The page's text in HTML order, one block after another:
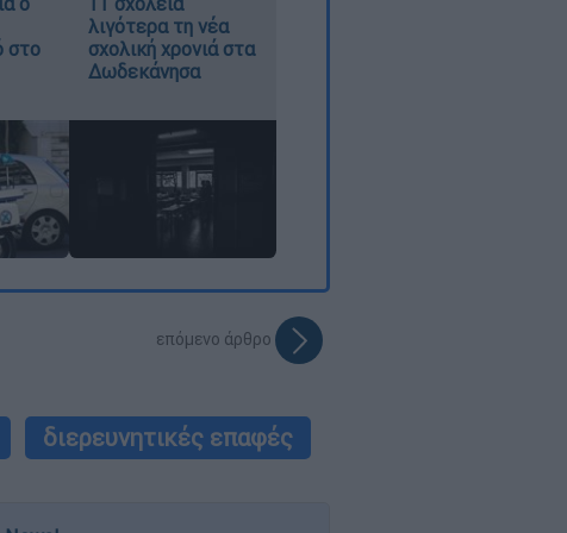
στο
λιγότερα τη νέα
σχολική χρονιά στα
Δωδεκάνησα
επόμενο άρθρο
διερευνητικές επαφές